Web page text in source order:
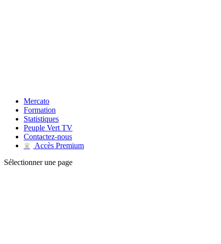
Mercato
Formation
Statistiques
Peuple Vert TV
Contactez-nous
♛
Accès Premium
Sélectionner une page